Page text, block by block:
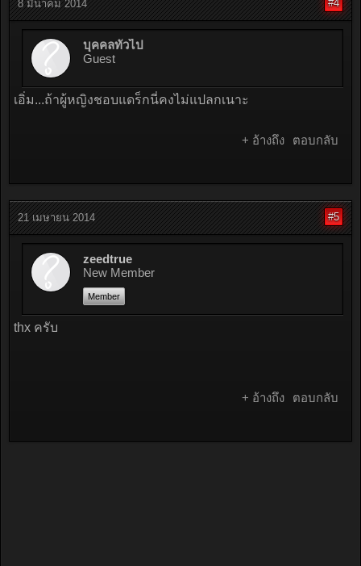
8 มีนาคม 2014 #4
บุคคลทั่วไป
Guest
เอิ่ม...ถ้าผู้หญิงชอบแดร็กนี่่คงไม่แปลกเนาะ
+ อ้างถึง ตอบกลับ
21 เมษายน 2014 #5
zeedtrue
New Member
Member
thx ครับ
+ อ้างถึง ตอบกลับ